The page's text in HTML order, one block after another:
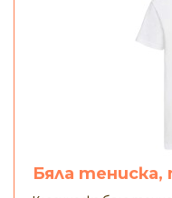
Бяла тениска,